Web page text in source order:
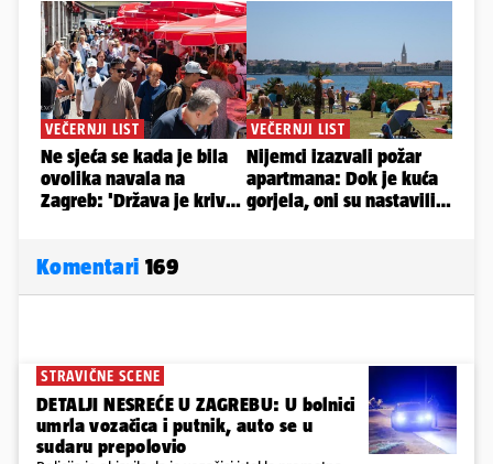
Komentari 169
STRAVIČNE SCENE
DETALJI NESREĆE U ZAGREBU: U bolnici
umrla vozačica i putnik, auto se u
sudaru prepolovio